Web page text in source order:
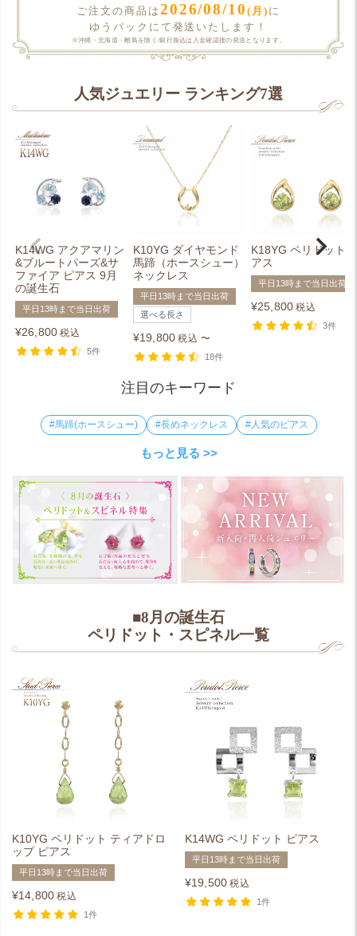
ご注文の商品は 2026/08/10(月) に
ゆうパックにて発送いたします！
※沖縄・北海道・離島を除く/銀行振込は入金確認後の発送となります。
人気ジュエリー ランキング7選
K14WG アクアマリン
&ブルートパーズ&サ
ファイア ピアス 9月
の誕生石
平日13時まで当日出荷
¥26,800 税込
5件
K10YG ダイヤモンド
馬蹄（ホースシュー）
ネックレス
平日13時まで当日出荷
選べる長さ
¥19,800 税込 〜
18件
K18YG ペリドット
アス
平日13時まで当日出荷
¥25,800 税込
3件
注目のキーワード
#馬蹄(ホースシュー) #長めネックレス #人気のピアス
もっと見る >>
■8月の誕生石
ペリドット・スピネル一覧
K10YG ペリドット ティアドロ
ップ ピアス
平日13時まで当日出荷
¥14,800 税込
1件
K14WG ペリドット ピアス
平日13時まで当日出荷
¥19,500 税込
1件